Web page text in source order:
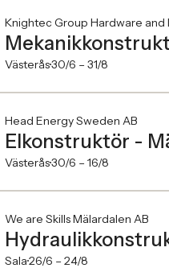
Knightec Group Hardware and
Västerås30/6 – 31/8
Head Energy Sweden AB
Elkonstruktör -
Västerås30/6 – 16/8
We are Skills Mälardalen AB
Sala26/6 – 24/8